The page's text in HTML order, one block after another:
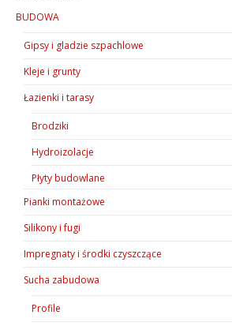
BUDOWA
Gipsy i gladzie szpachlowe
Kleje i grunty
Łazienki i tarasy
Brodziki
Hydroizolacje
Płyty budowlane
Pianki montażowe
Silikony i fugi
Impregnaty i środki czyszczące
Sucha zabudowa
Profile